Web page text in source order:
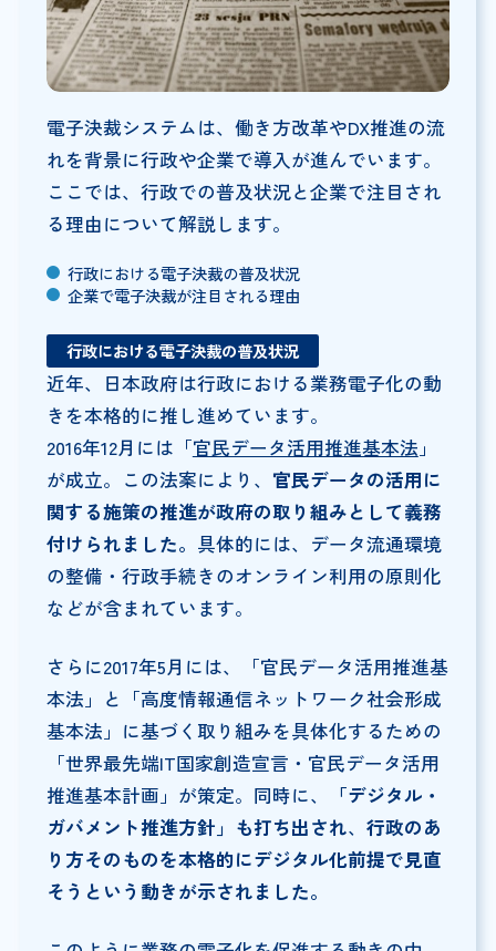
電子決裁システムは、働き方改革やDX推進の流
れを背景に行政や企業で導入が進んでいます。
ここでは、行政での普及状況と企業で注目され
る理由について解説します。
行政における電子決裁の普及状況
企業で電子決裁が注目される理由
行政における電子決裁の普及状況
近年、日本政府は行政における業務電子化の動
きを本格的に推し進めています。
2016年12月には「官民データ活用推進基本法 」
が成立。この法案により、 官民データの活用に
関する施策の推進が政府の取り組みとして義務
付けられました。 具体的には、データ流通環境
の整備・行政手続きのオンライン利用の原則化
などが含まれています。
さらに2017年5月には、「官民データ活用推進基
本法」と「高度情報通信ネットワーク社会形成
基本法」に基づく取り組みを具体化するための
「世界最先端IT国家創造宣言・官民データ活用
推進基本計画」が策定。同時に、
「デジタル・
ガバメント推進方針」も打ち出され、 行政のあ
り方そのものを本格的にデジタル化前提で見直
そうという動きが示されました。